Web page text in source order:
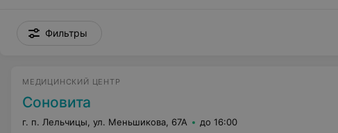
Фильтры
МЕДИЦИНСКИЙ ЦЕНТР
Соновита
г. п. Лельчицы, ул. Меньшикова, 67А до 16:00